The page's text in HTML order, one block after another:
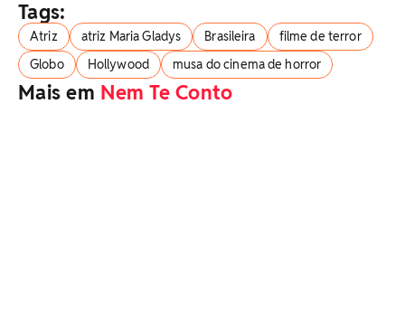
Tags:
Atriz atriz Maria Gladys Brasileira
filme de terror
Globo
Hollywood musa do cinema de horror
Mais em Nem Te Conto